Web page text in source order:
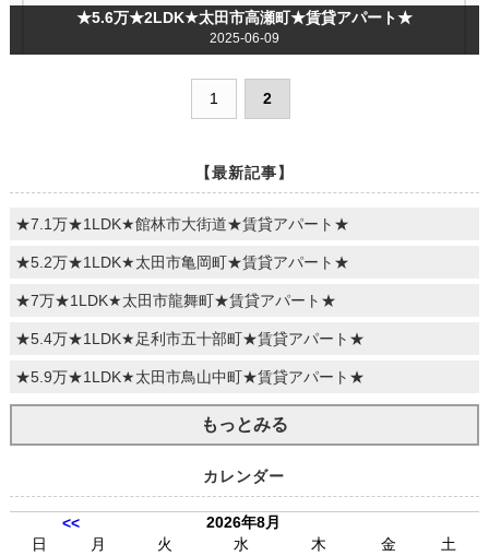
★5.6万★2LDK★太田市高瀬町★賃貸アパート★
2025-06-09
1 2
【最新記事】
★7.1万★1LDK★館林市大街道★賃貸アパート★
★5.2万★1LDK★太田市亀岡町★賃貸アパート★
★7万★1LDK★太田市龍舞町★賃貸アパート★
★5.4万★1LDK★足利市五十部町★賃貸アパート★
★5.9万★1LDK★太田市鳥山中町★賃貸アパート★
もっとみる
カレンダー
<<
2026年8月
日
月 火 水 木 金
土